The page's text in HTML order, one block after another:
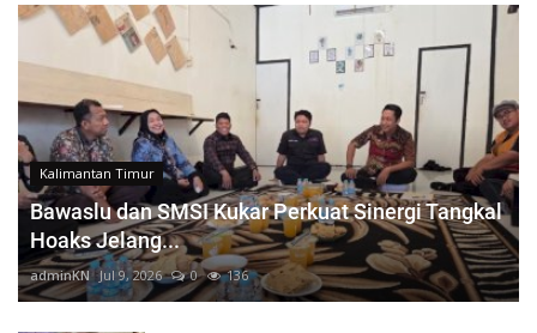
Kalimantan Timur
Bawaslu dan SMSI Kukar Perkuat Sinergi Tangkal
Hoaks Jelang...
adminKN Jul 9, 2026 0 136